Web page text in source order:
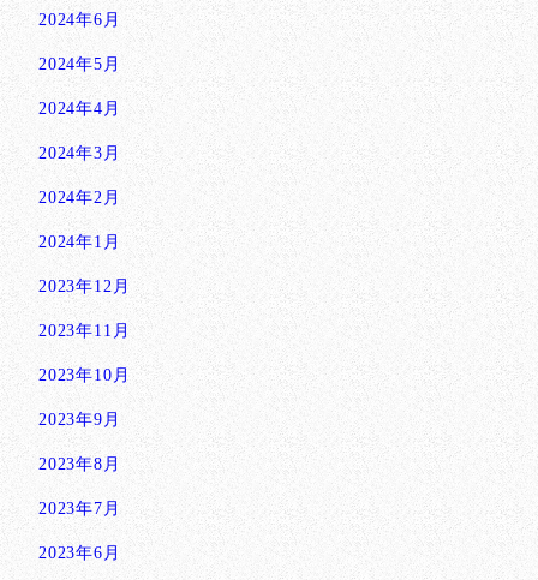
2024年6月
2024年5月
2024年4月
2024年3月
2024年2月
2024年1月
2023年12月
2023年11月
2023年10月
2023年9月
2023年8月
2023年7月
2023年6月